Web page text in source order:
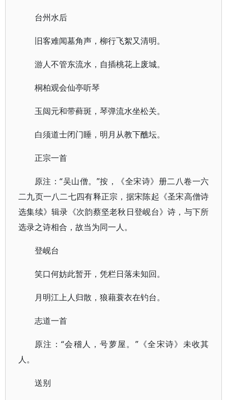
台州水后
旧客难闻墓角声，柳行飞絮又清明。
游人不管东流水，自插桃花上废城。
桐柏观会仙亭听琴
玉闼元和带藓斑，琴弹流水坐松关。
白须道士闭门睡，明月从教下醮坛。
正宗一首
原注：“吴山僧。”按，《全宋诗》册二八卷一六
二九页一八二七四有释正宗，据宋陈起《圣宋高僧诗
选集续》辑录《次韵蔡坚老秋日登岘台》诗，与下所
选录之诗相合，故当为同一人。
登岘台
笑口何妨此暂开，凭栏日落未知回。
月明江上人归散，狼藉蓑衣在钓台。
志道一首
原注：“会稽人，号萝屋。”《全宋诗》未收其
人。
送别